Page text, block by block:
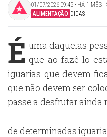
01/07/2026 09:45 ‧ HÁ 1 MÊS |
ALIMENTAÇÃO DICAS
É uma daquelas
que ao fazê-lo
iguarias que devem
que não devem ser
passe a desfrutar ainda
de determinadas